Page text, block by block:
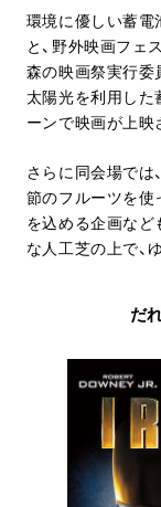
環境に優しい蓄電
と、野外映画フェ
森の映画祭実行委
太陽光を利用した
ーンで映画が上映
さらに同会場では
節のフルーツを使
を込める企画など
な人工芝の上で、
だ